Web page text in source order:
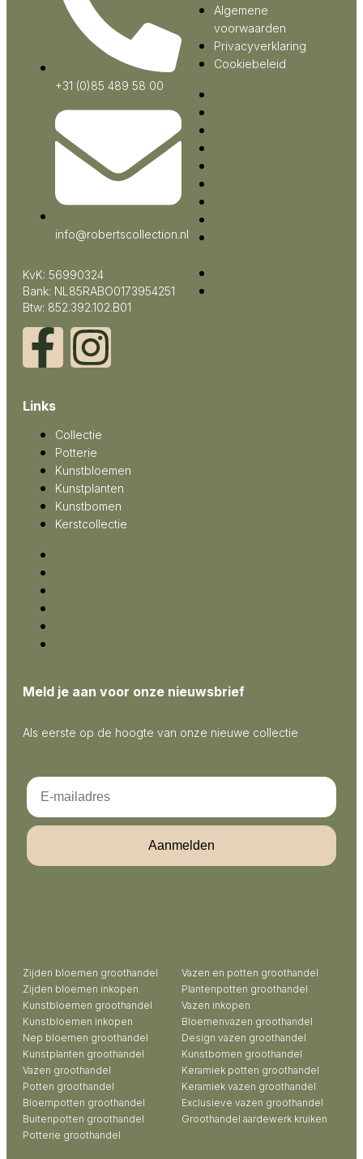
+31 (0)85 489 58 00
info@robertscollection.nl
KvK: 56990324
Bank: NL85RABO0173954251
Btw: 852.392.102.B01
Algemene
voorwaarden
Privacyverklaring
Cookiebeleid
Links
Collectie
Potterie
Kunstbloemen
Kunstplanten
Kunstbomen
Kerstcollectie
Meld je aan voor onze nieuwsbrief
Als eerste op de hoogte van onze nieuwe collectie
Email
Aanmelden
Zijden bloemen groothandel
Zijden bloemen inkopen
Kunstbloemen groothandel
Kunstbloemen inkopen
Nep bloemen groothandel
Kunstplanten groothandel
Vazen groothandel
Potten groothandel
Bloempotten groothandel
Buitenpotten groothandel
Potterie groothandel
Vazen en potten groothandel
Plantenpotten groothandel
Vazen inkopen
Bloemenvazen groothandel
Design vazen groothandel
Kunstbomen groothandel
Keramiek potten groothandel
Keramiek vazen groothandel
Exclusieve vazen groothandel
Groothandel aardewerk kruiken